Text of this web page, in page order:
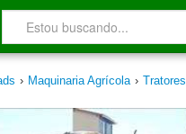
› Maquinaria Agrícola › Tratores